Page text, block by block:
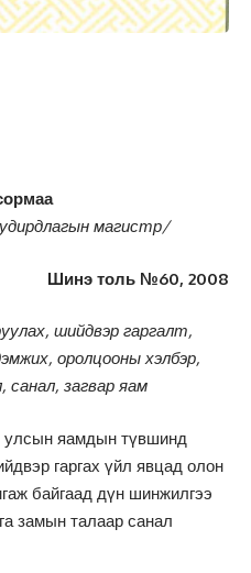
магистр/
Шинэ толь №60, 2008
шийдвэр гаргалт,
оролцооны хэлбэр,
санал, загвар яам
улсын яамдын түвшинд
гаргах үйл явцад олон
байгаад дүн шинжилгээ
замын талаар санал